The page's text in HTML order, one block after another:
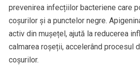
prevenirea infecțiilor bacteriene care
coșurilor și a punctelor negre.
activ din mușețel, ajută la reducerea
calmarea roșeții, accelerând procesul
coșurilor.